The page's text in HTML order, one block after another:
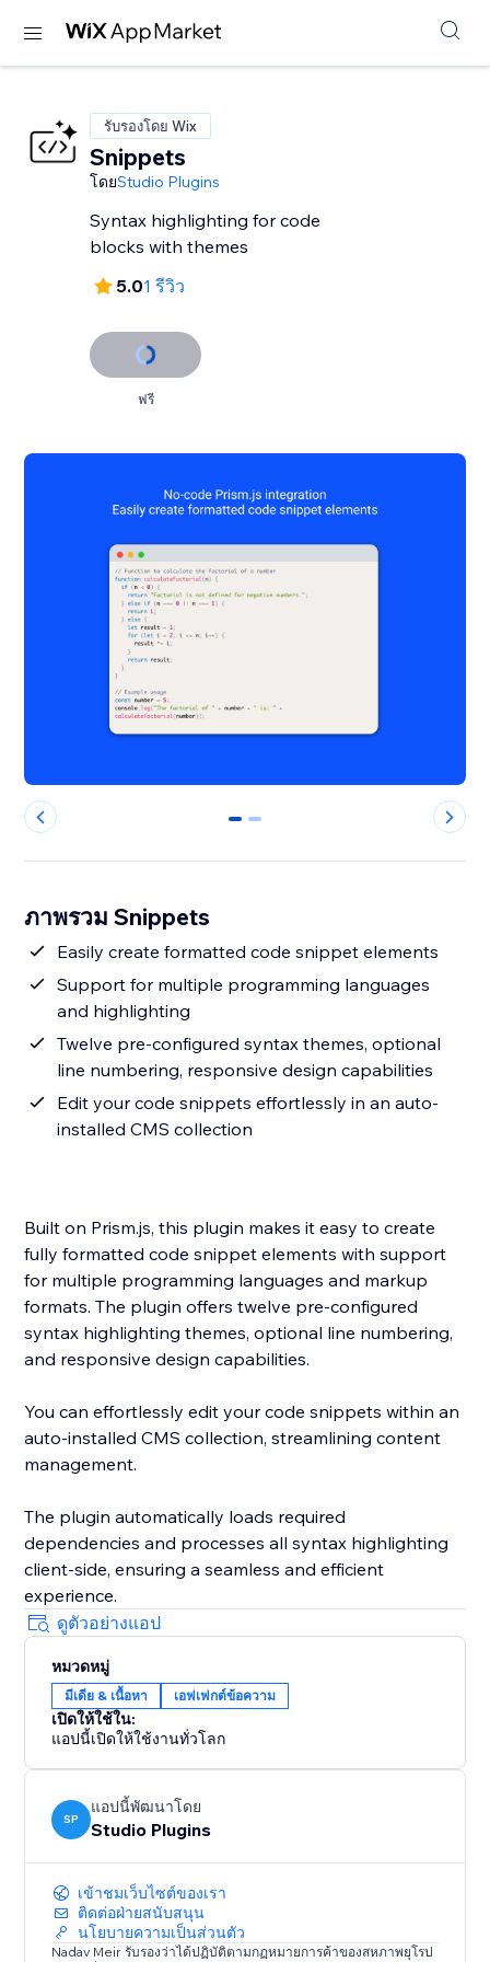
รับรองโดย Wix
Snippets
โดยStudio Plugins
Syntax highlighting for code
blocks with themes
5.01 รีวิว
ฟรี
0 1
ภาพรวม Snippets
Easily create formatted code snippet elements
Support for multiple programming languages
and highlighting
Twelve pre-configured syntax themes, optional
line numbering, responsive design capabilities
Edit your code snippets effortlessly in an auto-
installed CMS collection
Built on Prism.js, this plugin makes it easy to create
fully formatted code snippet elements with support
for multiple programming languages and markup
formats. The plugin offers twelve pre-configured
syntax highlighting themes, optional line numbering,
and responsive design capabilities.
You can effortlessly edit your code snippets within an
auto-installed CMS collection, streamlining content
management.
The plugin automatically loads required
dependencies and processes all syntax highlighting
client-side, ensuring a seamless and efficient
experience.
ดูตัวอย่างแอป
หมวดหมู่
มีเดีย & เนื้อหา เอฟเฟกต์ข้อความ
เปิดให้ใช้ใน:
แอปนี้เปิดให้ใช้งานทั่วโลก
SP
แอปนี้พัฒนาโดย
Studio Plugins
เข้าชมเว็บไซต์ของเรา
ติดต่อฝ่ายสนับสนุน
นโยบายความเป็นส่วนตัว
Nadav Meir รับรองว่าได้ปฏิบัติตามกฏหมายการค้าของสหภาพยุโรป